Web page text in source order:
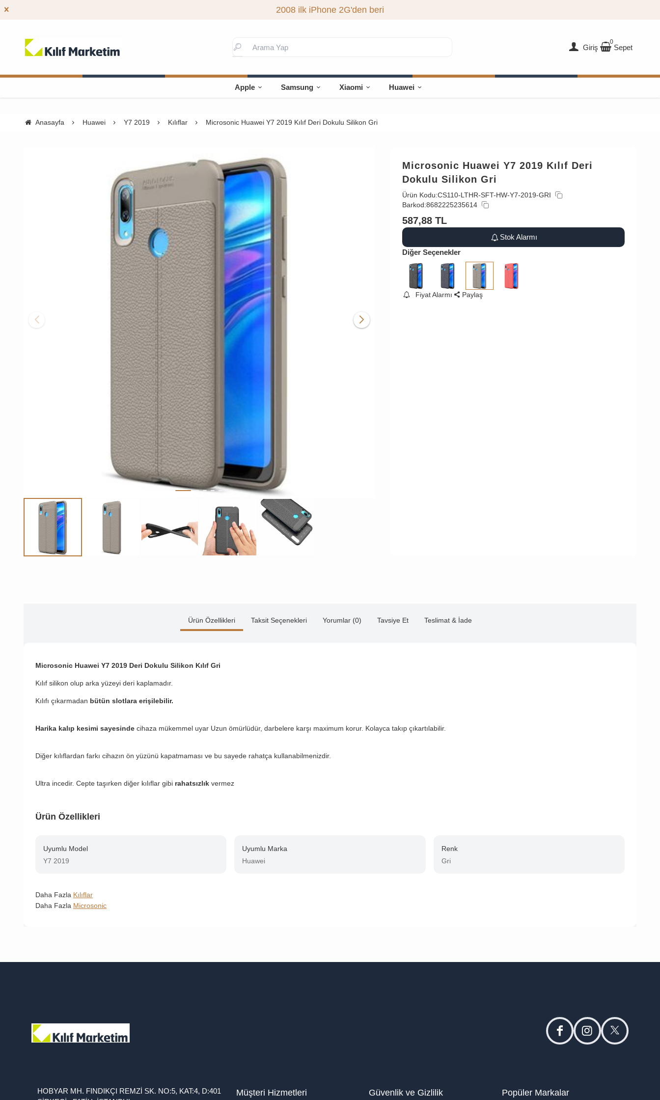
2008 ilk iPhone 2G'den beri
Giriş
0
Sepet
Apple Samsung Xiaomi Huawei
Anasayfa Huawei Y7 2019 Kılıflar Microsonic Huawei Y7 2019 Kılıf Deri Dokulu Silikon Gri
Microsonic Huawei Y7 2019 Kılıf Deri
Dokulu Silikon Gri
Ürün Kodu:CS110-LTHR-SFT-HW-Y7-2019-GRI
Barkod:8682225235614
587,88 TL
Stok Alarmı
Diğer Seçenekler
Fiyat Alarmı Paylaş
Ürün Özellikleri Taksit Seçenekleri Yorumlar (0) Tavsiye Et Teslimat & İade
Microsonic Huawei Y7 2019 Deri Dokulu Silikon Kılıf Gri
Kılıf silikon olup arka yüzeyi deri kaplamadır.
Kılıfı çıkarmadan bütün slotlara erişilebilir.
Harika kalıp kesimi sayesinde cihaza mükemmel uyar Uzun ömürlüdür, darbelere karşı maximum korur. Kolayca takıp çıkartılabilir.
Diğer kılıflardan farkı cihazın ön yüzünü kapatmaması ve bu sayede rahatça kullanabilmenizdir.
Ultra incedir. Cepte taşırken diğer kılıflar gibi rahatsızlık vermez
Ürün Özellikleri
Uyumlu Model
Y7 2019
Uyumlu Marka
Huawei
Renk
Gri
Daha Fazla Kılıflar
Daha Fazla Microsonic
facebookinstagramtwitter
HOBYAR MH. FINDIKÇI REMZİ SK. NO:5, KAT:4, D:401
Müşteri Hizmetleri Güvenlik ve Gizlilik Popüler Markalar